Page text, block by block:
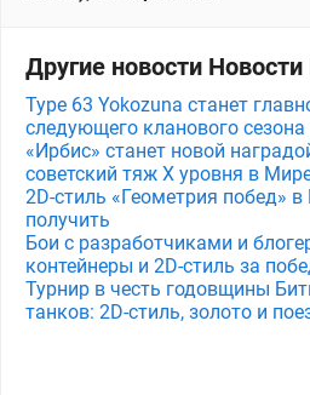
Другие новости
Type 63 Yokozuna станет
следующего кланового
«Ирбис» станет новой
советский тяж X уровня в
2D-стиль «Геометрия побед»
получить
Бои с разработчиками и
контейнеры и 2D-стиль за
Турнир в честь годовщины
танков: 2D-стиль, золото и